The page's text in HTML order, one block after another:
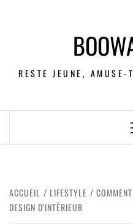
RESTE JEUNE,
ACCUEIL LIFESTYLE
DESIGN D’INTÉRIEUR